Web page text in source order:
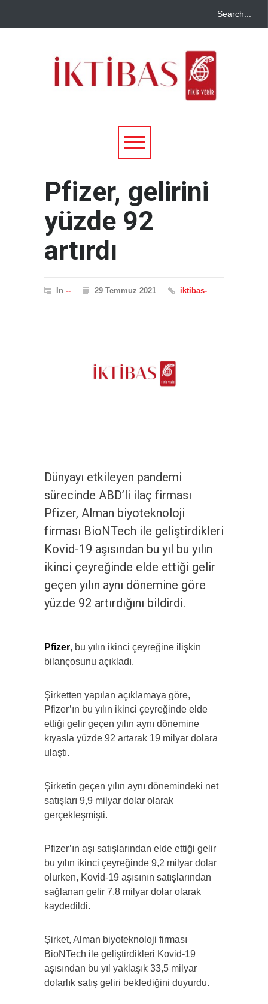
Pfizer, gelirini
yüzde 92
artırdı
In -- 29 Temmuz 2021 iktibas-
Dünyayı etkileyen pandemi
sürecinde ABD’li ilaç firması
Pfizer, Alman biyoteknoloji
firması BioNTech ile geliştirdikleri
Kovid-19 aşısından bu yıl bu yılın
ikinci çeyreğinde elde ettiği gelir
geçen yılın aynı dönemine göre
yüzde 92 artırdığını bildirdi.
Pfizer, bu yılın ikinci çeyreğine ilişkin
bilançosunu açıkladı.
Şirketten yapılan açıklamaya göre,
Pfizer’ın bu yılın ikinci çeyreğinde elde
ettiği gelir geçen yılın aynı dönemine
kıyasla yüzde 92 artarak 19 milyar dolara
ulaştı.
Şirketin geçen yılın aynı dönemindeki net
satışları 9,9 milyar dolar olarak
gerçekleşmişti.
Pfizer’ın aşı satışlarından elde ettiği gelir
bu yılın ikinci çeyreğinde 9,2 milyar dolar
olurken, Kovid-19 aşısının satışlarından
sağlanan gelir 7,8 milyar dolar olarak
kaydedildi.
Şirket, Alman biyoteknoloji firması
BioNTech ile geliştirdikleri Kovid-19
aşısından bu yıl yaklaşık 33,5 milyar
dolarlık satış geliri beklediğini duyurdu.